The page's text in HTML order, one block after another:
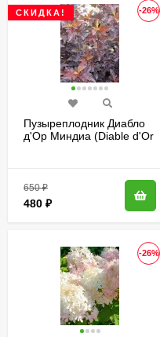
-26%
СКИДКА!
Пузыреплодник Диабло
д'Ор Миндиа (Diable d'Or
650₽
480 ₽
-26%